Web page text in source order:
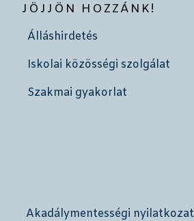
JÖJJÖN HOZZÁNK!
Álláshirdetés
Iskolai közösségi szolgálat
Szakmai gyakorlat
Akadálymentességi nyilatkozat